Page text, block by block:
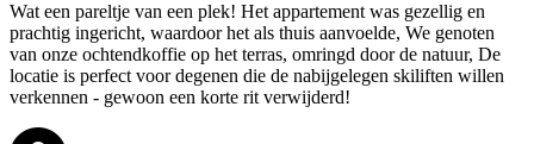
Wat een pareltje van een plek! Het appartement was gezellig en
prachtig ingericht, waardoor het als thuis aanvoelde, We genoten
van onze ochtendkoffie op het terras, omringd door de natuur, De
locatie is perfect voor degenen die de nabijgelegen skiliften willen
verkennen - gewoon een korte rit verwijderd!